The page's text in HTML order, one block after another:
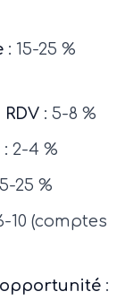
: 15-25 %
: 5-8 %
: 2-4 %
25 %
10 (comptes
opportunité :